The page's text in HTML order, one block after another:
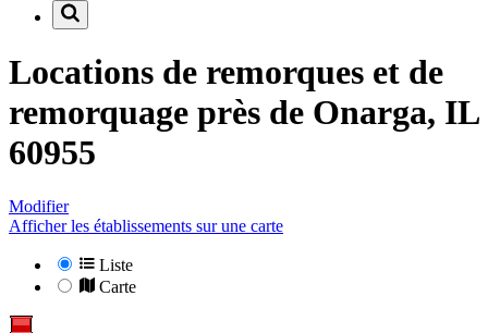
Locations de remorques et de
remorquage près de Onarga, IL
60955
Modifier
Afficher les établissements sur une carte
Liste
Carte